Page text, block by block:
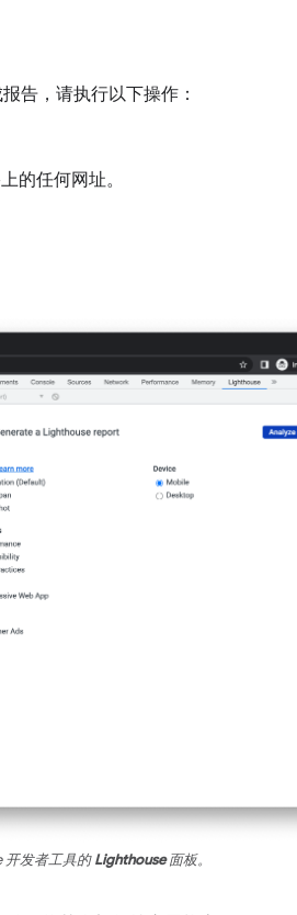
告，请执行以下操作：
的任何网址。
开发者工具的Lighthouse面板。